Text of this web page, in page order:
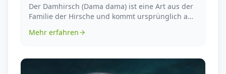
Der Damhirsch (Dama dama) ist eine Art aus der
Familie der Hirsche und kommt ursprünglich aus
Mehr erfahren